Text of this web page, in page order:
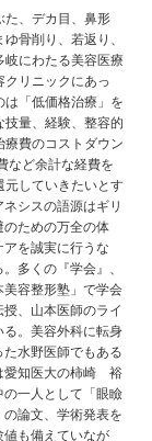
た、デカ目、鼻形
骨削り、若返り、
岐にわたる美容医療
クリニックにあっ
「低価格治療」を
量、経験、整容的
費のコストダウン
など余計な経費を
元していきたいとす
シスの語源はギリ
のための万全の体
を誠実に行うな
多くの『学会』、
美容整形塾」で学会
、山本医師のライ
。美容外科に転身
水野医師でもある
愛知医大の柿崎 裕
一人として「眼瞼
論文、学術発表を
値も備えていなが